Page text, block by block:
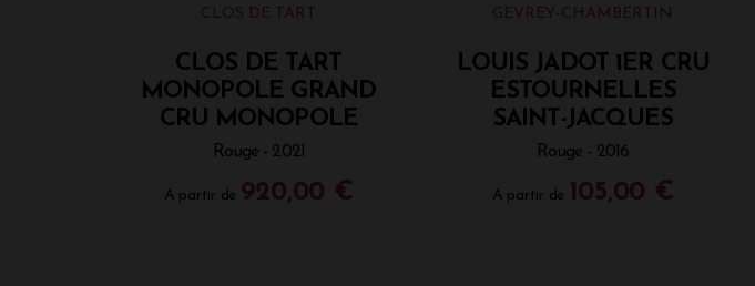
CLOS DE TART
CLOS DE TART
MONOPOLE GRAND
CRU MONOPOLE
Rouge - 2021
A partir de 920,00 €
GEVREY-CHAMBERTIN
LOUIS JADOT 1ER CRU
ESTOURNELLES
SAINT-JACQUES
Rouge - 2016
A partir de 105,00 €